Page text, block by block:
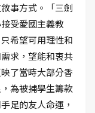
事方式。「三劍
受愛國主義教
希望可用理性和
求，望能和衷共
了當時大部分香
為被捕學生籌款
足的友人命運，